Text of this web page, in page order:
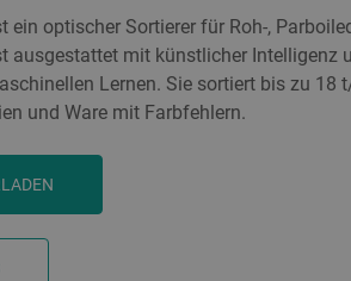
ein optischer Sortierer für Roh-,
ausgestattet mit künstlicher Intelligenz
Lernen. Sie sortiert bis zu 18
und Ware mit Farbfehlern.